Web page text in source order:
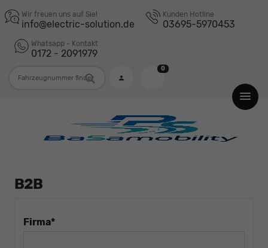
Wir freuen uns auf Sie!
info@electric-solution.de
Kunden Hotline
03695-5970453
Whatsapp - Kontakt
0172 - 2091979
0
B2B
Firma*